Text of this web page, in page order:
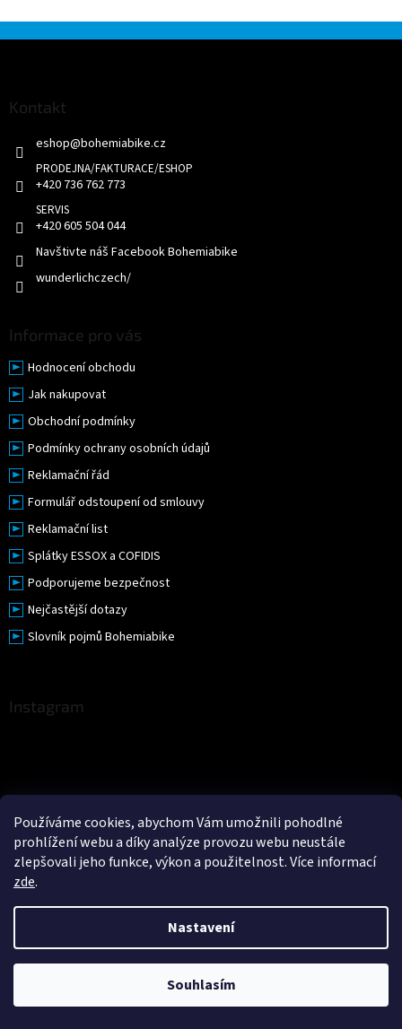
Používáme cookies, abychom Vám umožnili pohodlné
prohlížení webu a díky analýze provozu webu neustále
zlepšovali jeho funkce, výkon a použitelnost. Více informací
zde.
Nastavení
Souhlasím
Kontakt
eshop@bohemiabike.cz
+420 736 762 773
+420 605 504 044
Navštivte náš Facebook Bohemiabike
wunderlichczech/
Informace pro vás
Hodnocení obchodu
Jak nakupovat
Obchodní podmínky
Podmínky ochrany osobních údajů
Reklamační řád
Formulář odstoupení od smlouvy
Reklamační list
Splátky ESSOX a COFIDIS
Podporujeme bezpečnost
Nejčastější dotazy
Slovník pojmů Bohemiabike
Instagram